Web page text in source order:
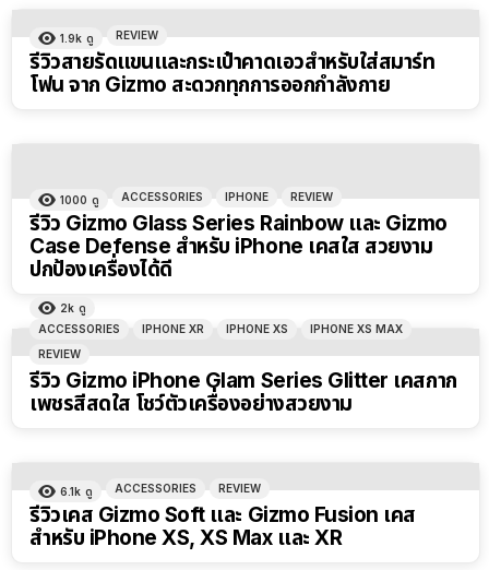
1.9k ดู REVIEW
รีวิวสายรัดแขนและกระเป๋าคาดเอวสำหรับใส่สมาร์ท
โฟน จาก Gizmo สะดวกทุกการออกกำลังกาย
1000 ดู ACCESSORIES IPHONE REVIEW
รีวิว Gizmo Glass Series Rainbow และ Gizmo
Case Defense สำหรับ iPhone เคสใส สวยงาม
ปกป้องเครื่องได้ดี
2k ดู
ACCESSORIES
IPHONE XR IPHONE XS
IPHONE XS MAX
REVIEW
รีวิว Gizmo iPhone Glam Series Glitter เคสกาก
เพชรสีสดใส โชว์ตัวเครื่องอย่างสวยงาม
6.1k ดู ACCESSORIES REVIEW
รีวิวเคส Gizmo Soft และ Gizmo Fusion เคส
สำหรับ iPhone XS, XS Max และ XR